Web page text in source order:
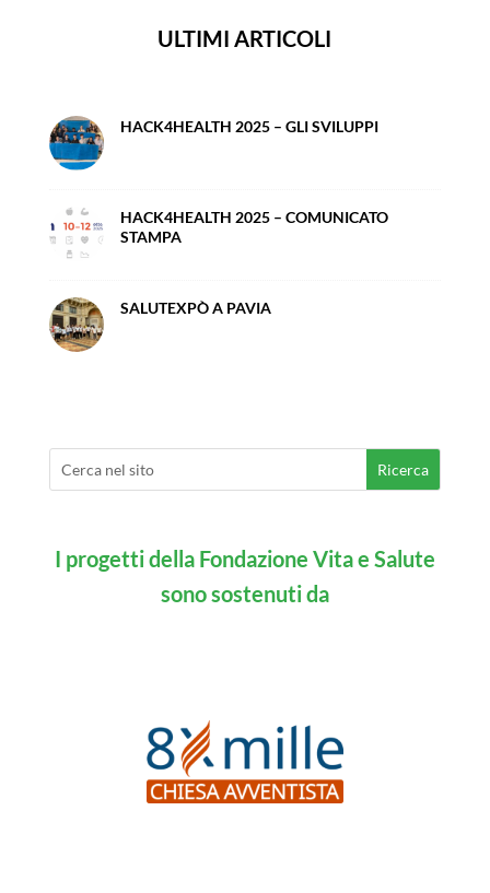
ULTIMI ARTICOLI
HACK4HEALTH 2025 – GLI SVILUPPI
HACK4HEALTH 2025 – COMUNICATO
STAMPA
SALUTEXPÒ A PAVIA
I progetti della Fondazione Vita e Salute
sono sostenuti da